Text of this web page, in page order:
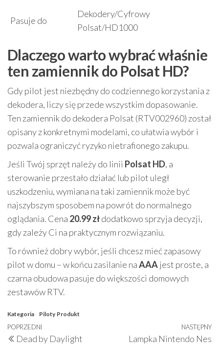
Pasuje do
Dekodery/Cyfrowy
Polsat/HD1000
Dlaczego warto wybrać właśnie
ten zamiennik do Polsat HD?
Gdy pilot jest niezbędny do codziennego korzystania z
dekodera, liczy się przede wszystkim dopasowanie.
Ten zamiennik do dekodera Polsat (RTV002960) został
opisany z konkretnymi modelami, co ułatwia wybór i
pozwala ograniczyć ryzyko nietrafionego zakupu.
Jeśli Twój sprzęt należy do linii Polsat HD, a
sterowanie przestało działać lub pilot uległ
uszkodzeniu, wymiana na taki zamiennik może być
najszybszym sposobem na powrót do normalnego
oglądania. Cena 20.99 złdodatkowo sprzyja decyzji,
gdy zależy Ci na praktycznym rozwiązaniu.
To również dobry wybór, jeśli chcesz mieć zapasowy
pilot w domu – w końcu zasilanie naAAAjest proste, a
czarna obudowa pasuje do większości domowych
zestawów RTV.
Kategoria Piloty Produkt
Nawigacja
Poprzedni
POPRZEDNI
Dead by Daylight
NASTĘPNY
Lampka Nintendo Nes